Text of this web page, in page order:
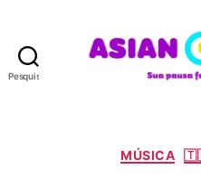
Pesquisar
MÚSICA